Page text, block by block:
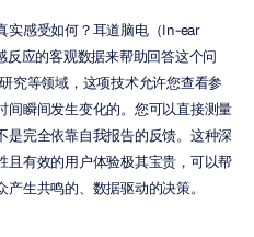
实感受如何？耳道脑电（In-ear
反应的客观数据来帮助回答这个问
究等领域，这项技术允许您查看参
间瞬间发生变化的。您可以直接测量
是完全依靠自我报告的反馈。这种深
且有效的用户体验极其宝贵，可以帮
生共鸣的、数据驱动的决策。